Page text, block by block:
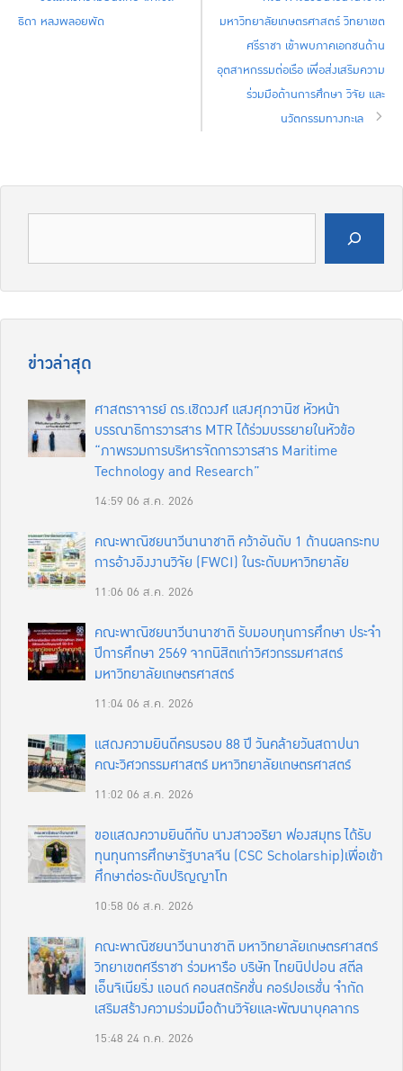
ธิดา หลงพลอยพัด
มหาวิทยาลัยเกษตรศาสตร์ วิทยาเขต
ศรีราชา เข้าพบภาคเอกชนด้าน
อุตสาหกรรมต่อเรือ เพื่อส่งเสริมความ
ร่วมมือด้านการศึกษา วิจัย และ
นวัตกรรมทางทะเล
ข่าวล่าสุด
ศาสตราจารย์ ดร.เชิดวงศ์ แสงศุภวานิช หัวหน้า
บรรณาธิการวารสาร MTR ได้ร่วมบรรยายในหัวข้อ
“ภาพรวมการบริหารจัดการวารสาร Maritime
Technology and Research”
14:59 06 ส.ค. 2026
คณะพาณิชยนาวีนานาชาติ คว้าอันดับ 1 ด้านผลกระทบ
การอ้างอิงงานวิจัย (FWCI) ในระดับมหาวิทยาลัย
11:06 06 ส.ค. 2026
คณะพาณิชยนาวีนานาชาติ รับมอบทุนการศึกษา ประจำ
ปีการศึกษา 2569 จากนิสิตเก่าวิศวกรรมศาสตร์
มหาวิทยาลัยเกษตรศาสตร์
11:0406 ส.ค. 2026
แสดงความยินดีครบรอบ 88 ปี วันคล้ายวันสถาปนา
คณะวิศวกรรมศาสตร์ มหาวิทยาลัยเกษตรศาสตร์
11:02 06 ส.ค. 2026
ขอแสดงความยินดีกับ นางสาวอริยา ฟองสมุทร ได้รับ
ทุนทุนการศึกษารัฐบาลจีน (CSC Scholarship)เพื่อเข้า
ศึกษาต่อระดับปริญญาโท
10:58 06 ส.ค. 2026
คณะพาณิชยนาวีนานาชาติ มหาวิทยาลัยเกษตรศาสตร์
วิทยาเขตศรีราชา ร่วมหารือ บริษัท ไทยนิปปอน สตีล
เอ็นจิเนียริ่ง แอนด์ คอนสตรัคชั่น คอร์ปอเรชั่น จำกัด
เสริมสร้างความร่วมมือด้านวิจัยและพัฒนาบุคลากร
15:48 24 ก.ค. 2026